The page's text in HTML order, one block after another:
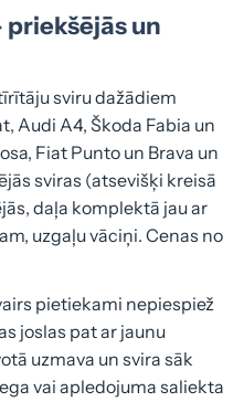
un
sviru dažādiem
Audi A4, Škoda Fabia un
Fiat Punto un Brava un
sviras (atsevišķi kreisā
daļa komplektā jau ar
uzgaļu vāciņi. Cenas no
pietiekami nepiespiež
joslas pat ar jaunu
uzmava un svira sāk
vai apledojuma saliekta